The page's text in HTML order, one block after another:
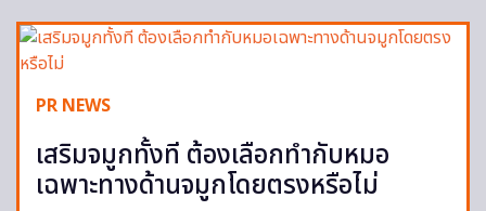
PR NEWS
เสริมจมูกทั้งที ต้องเลือกทำกับหมอ
เฉพาะทางด้านจมูกโดยตรงหรือไม่